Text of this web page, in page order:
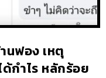
นฟอง เหตุ
ด้กำไร หลักร้อย